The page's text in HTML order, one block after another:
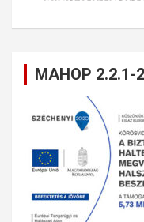
MAHOP 2.2.1-